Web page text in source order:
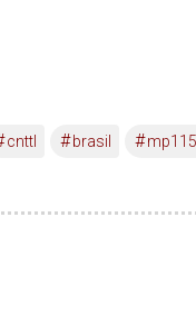
cnttl #brasil #